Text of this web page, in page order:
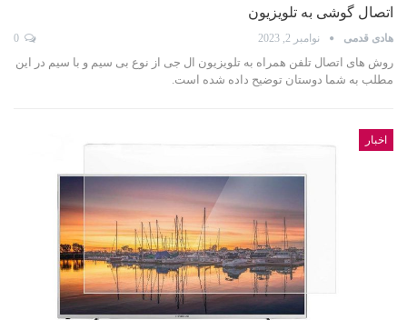
اتصال گوشی به تلویزیون
هادی قدمی نوامبر 2, 2023
روش های اتصال تلفن همراه به تلویزیون ال جی از نوع بی سیم و با سیم در این
مطلب به شما دوستان توضیح داده شده است.
اخبار